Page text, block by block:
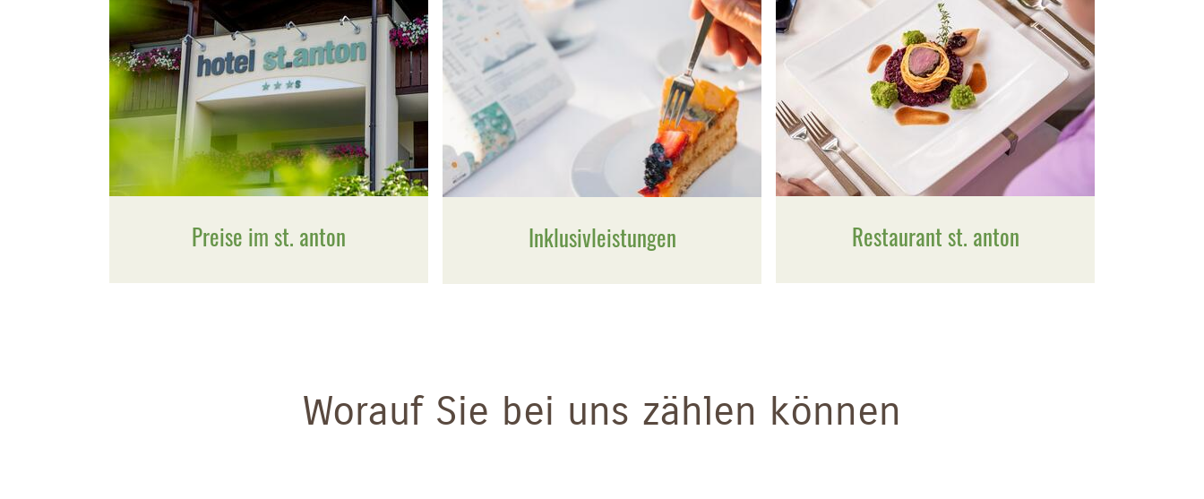
Preise im st. anton Inklusivleistungen Restaurant st. anton
Worauf Sie bei uns zählen können